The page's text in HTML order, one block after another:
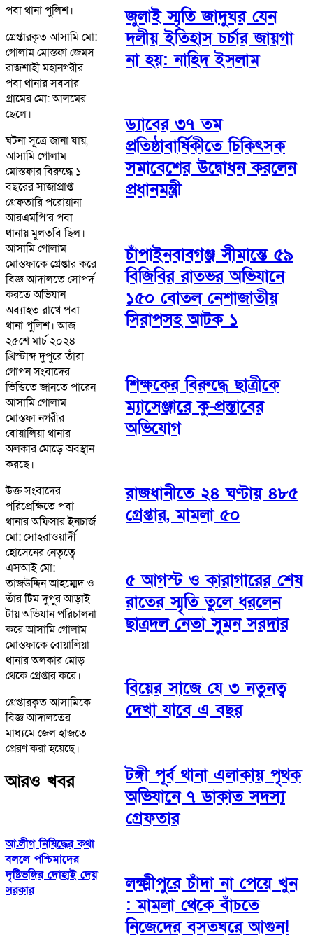
পবা থানা পুলিশ।
গ্রেপ্তারকৃত আসামি মো:
গোলাম মোস্তফা জেমস
রাজশাহী মহানগরীর
পবা থানার সবসার
গ্রামের মো: আলমের
ছেলে।
ঘটনা সূত্রে জানা যায়,
আসামি গোলাম
মোস্তফার বিরুদ্ধে ১
বছরের সাজাপ্রাপ্ত
গ্রেফতারি পরোয়ানা
আরএমপি’র পবা
থানায় মুলতবি ছিল।
আসামি গোলাম
মোস্তফাকে গ্রেপ্তার করে
বিজ্ঞ আদালতে সোপর্দ
করতে অভিযান
অব্যাহত রাখে পবা
থানা পুলিশ। আজ
২৫শে মার্চ ২০২৪
খ্রিস্টাব্দ দুপুরে তাঁরা
গোপন সংবাদের
ভিত্তিতে জানতে পারেন
আসামি গোলাম
মোস্তফা নগরীর
বোয়ালিয়া থানার
অলকার মোড়ে অবস্থান
করছে।
উক্ত সংবাদের
পরিপ্রেক্ষিতে পবা
থানার অফিসার ইনচার্জ
মো: সোহরাওয়ার্দী
হোসেনের নেতৃত্বে
এসআই মো:
তাজউদ্দিন আহম্মেদ ও
তাঁর টিম দুপুর আড়াই
টায় অভিযান পরিচালনা
করে আসামি গোলাম
মোস্তফাকে বোয়ালিয়া
থানার অলকার মোড়
থেকে গ্রেপ্তার করে।
গ্রেপ্তারকৃত আসামিকে
বিজ্ঞ আদালতের
মাধ্যমে জেল হাজতে
প্রেরণ করা হয়েছে।
আরও খবর
আ.লীগ নিষিদ্ধের কথা
বললে পশ্চিমাদের
দৃষ্টিভঙ্গির দোহাই দেয়
সরকার
জুলাই স্মৃতি জাদুঘর যেন
দলীয় ইতিহাস চর্চার জায়গা
না হয়: নাহিদ ইসলাম
ড্যাবের ৩৭ তম
প্রতিষ্ঠাবার্ষিকীতে চিকিৎসক
সমাবেশের উদ্বোধন করলেন
প্রধানমন্ত্রী
চাঁপাইনবাবগঞ্জ সীমান্তে ৫৯
বিজিবির রাতভর অভিযানে
১৫০ বোতল নেশাজাতীয়
সিরাপসহ আটক ১
শিক্ষকের বিরুদ্ধে ছাত্রীকে
ম্যাসেঞ্জারে কু-প্রস্তাবের
অভিযোগ
রাজধানীতে ২৪ ঘণ্টায় ৪৮৫
গ্রেপ্তার, মামলা ৫০
৫ আগস্ট ও কারাগারের শেষ
রাতের স্মৃতি তুলে ধরলেন
ছাত্রদল নেতা সুমন সরদার
বিয়ের সাজে যে ৩ নতুনত্ব
দেখা যাবে এ বছর
টঙ্গী পূর্ব থানা এলাকায় পৃথক
অভিযানে ৭ ডাকাত সদস্য
গ্রেফতার
লক্ষ্মীপুরে চাঁদা না পেয়ে খুন
: মামলা থেকে বাঁচতে
নিজেদের বসতঘরে আগুন!